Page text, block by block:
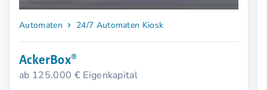
Automaten 24/7 Automaten Kiosk
AckerBox®
ab 125.000 € Eigenkapital